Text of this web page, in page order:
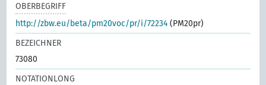
OBERBEGRIFF
http://zbw.eu/beta/pm20voc/pr/i/72234 (PM20pr)
BEZEICHNER
73080
NOTATIONLONG